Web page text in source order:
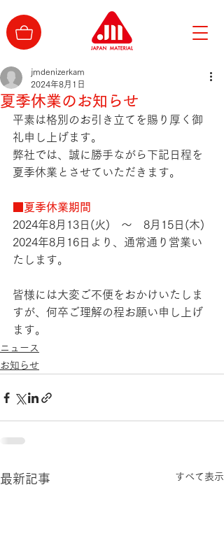
夏季休業のお知らせ
jmdenizerkam
2024年8月1日
平素は格別のお引き立てを賜り厚く御
礼申し上げます。
弊社では、誠に勝手ながら下記日程を
夏季休業とさせていただきます。
■夏季休業期間
2024年8月13日(火)　～　8月15日(木)
2024年8月16日より、通常通り営業い
たします。
皆様には大変ご不便をおかけいたしま
すが、何卒ご理解の程お願い申し上げ
ます。
ニュース
お知らせ
最新記事 すべて表示